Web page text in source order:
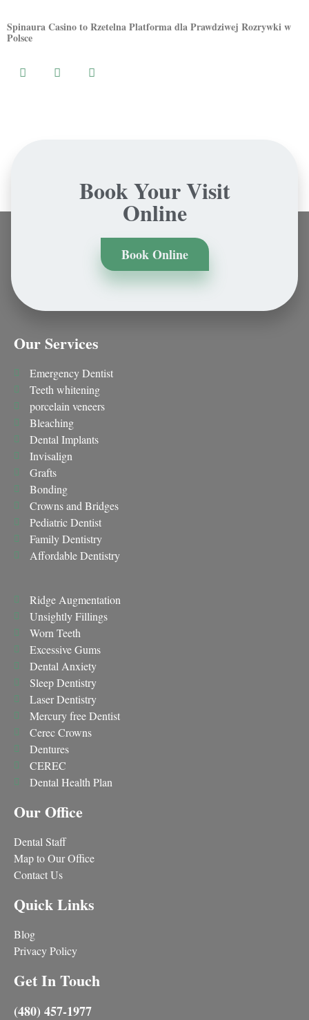
Spinaura Casino to Rzetelna Platforma dla Prawdziwej Rozrywki w
Polsce
Book Your Visit
Online
Book Online
Our Services
Emergency Dentist
Teeth whitening
porcelain veneers
Bleaching
Dental Implants
Invisalign
Grafts
Bonding
Crowns and Bridges
Pediatric Dentist
Family Dentistry
Affordable Dentistry
Ridge Augmentation
Unsightly Fillings
Worn Teeth
Excessive Gums
Dental Anxiety
Sleep Dentistry
Laser Dentistry
Mercury free Dentist
Cerec Crowns
Dentures
CEREC
Dental Health Plan
Our Office
Dental Staff
Map to Our Office
Contact Us
Quick Links
Blog
Privacy Policy
Get In Touch
(480) 457-1977